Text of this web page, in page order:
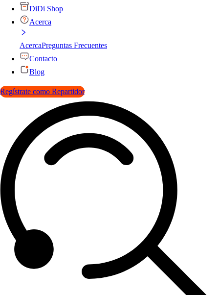
DiDi Shop
Acerca
AcercaPreguntas Frecuentes
Contacto
Blog
Regístrate como Repartidor